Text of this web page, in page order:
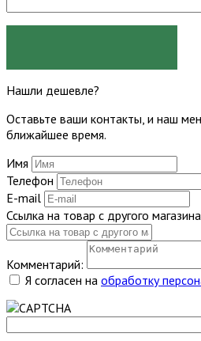
Нашли дешевле?
Оставьте ваши контакты, и наш
ближайшее время.
Имя
Телефон
E-mail
Ссылка на товар с другого магазина
Комментарий:
Я согласен на обработку